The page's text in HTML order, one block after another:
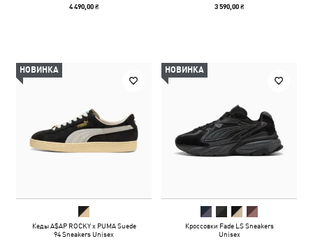
4 490,00 ₴ 3 590,00 ₴
НОВИНКА
Кеды A$AP ROCKY x PUMA Suede
94 Sneakers Unisex
НОВИНКА
Кроссовки Fade LS Sneakers
Unisex